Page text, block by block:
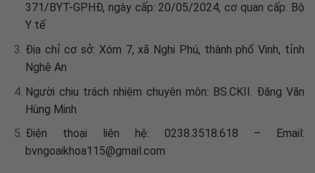
371/BYT-GPHĐ, ngày cấp: 20/05/2024, cơ quan cấp: Bộ
Y tế
Địa chỉ cơ sở: Xóm 7, xã Nghi Phú, thành phố Vinh, tỉnh
Nghệ An
Người chịu trách nhiệm chuyên môn: BS.CKII. Đăng Văn
Hùng Minh
Điện thoại liên hệ: 0238.3518.618 – Email:
bvngoaikhoa115@gmail.com